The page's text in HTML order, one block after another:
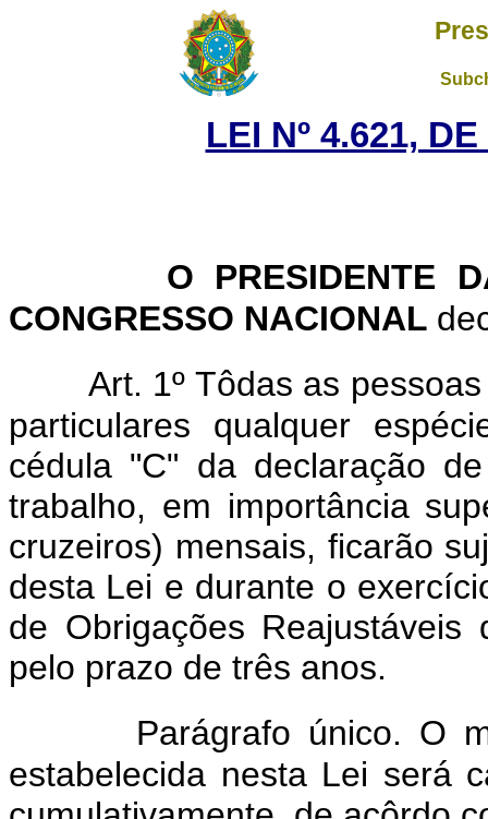
LEI Nº 4.621,
O PRESIDENTE
CONGRESSO NACIONAL
Art. 1º Tôdas as
particulares qualquer
cédula "C" da declaração
trabalho, em importância
cruzeiros) mensais, ficarão
desta Lei e durante o
de Obrigações Reajustáveis
pelo prazo de três
Parágrafo único. O
estabelecida nesta Lei será